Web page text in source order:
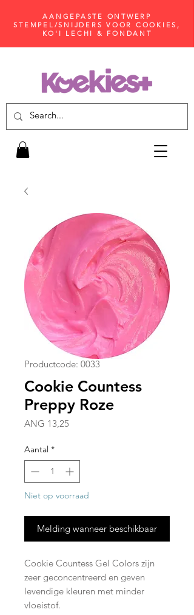
AANGEPASTE ONTWERP
STEMPEL/SNIJDERS VOOR COOKIES,
KO'I LECHI & FONDANT
Productcode: 0033
Cookie Countess
Preppy Roze
ANG 13,25
Aantal *
Niet op voorraad
Melding wanneer beschikbaar
Cookie Countess Gel Colors zijn
zeer geconcentreerd en geven
levendige kleuren met minder
vloeistof.